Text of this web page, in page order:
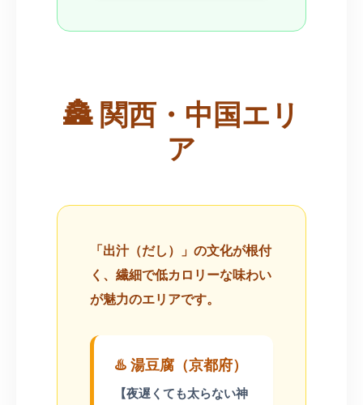
🏯 関西・中国エリ
ア
「出汁（だし）」の文化が根付
く、繊細で低カロリーな味わい
が魅力のエリアです。
♨️ 湯豆腐（京都府）
【夜遅くても太らない神